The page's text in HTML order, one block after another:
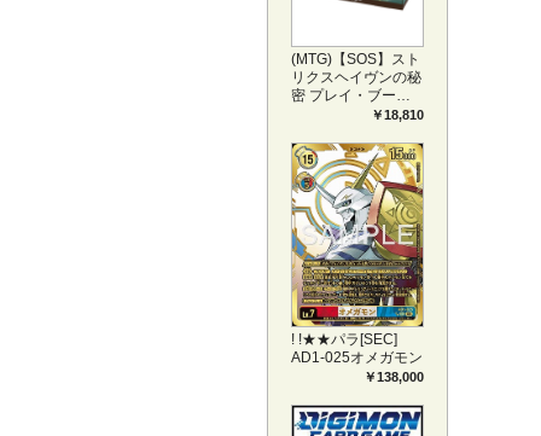
(MTG)【SOS】スト
リクスヘイヴンの秘
密 プレイ・ブース
ター1BOX日本語版
￥18,810
! !★★パラ[SEC]
AD1-025オメガモン
￥138,000